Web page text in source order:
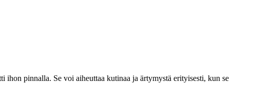
ihon pinnalla. Se voi aiheuttaa kutinaa ja ärtymystä erityisesti, kun se